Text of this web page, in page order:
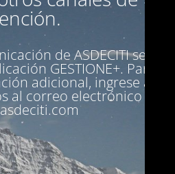
de ASDECITI se ha
GESTIONE+. Para
adicional, ingrese a la
al correo electrónico